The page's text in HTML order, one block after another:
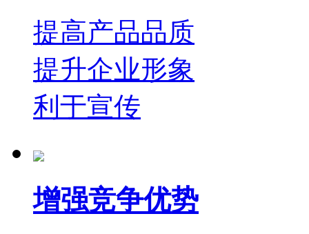
提高产品品质
提升企业形象
利于宣传
增强竞争优势